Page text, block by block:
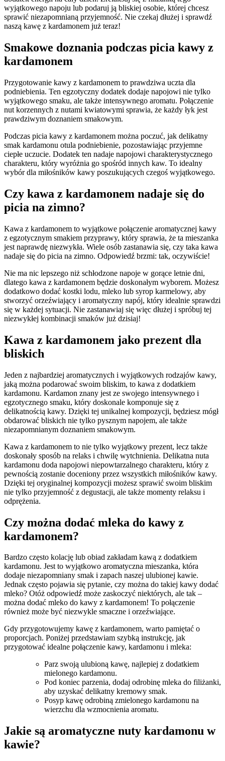
wyjątkowego napoju⁤ lub podaruj ją bliskiej osobie, której‌ chcesz‍
sprawić niezapomnianą przyjemność. Nie‌ czekaj dłużej i ⁢sprawdź
naszą kawę z kardamonem już teraz!
Smakowe doznania podczas picia kawy z‍
kardamonem
Przygotowanie kawy z kardamonem ​to prawdziwa ⁢uczta dla
podniebienia. Ten ​egzotyczny dodatek dodaje ‍napojowi nie tylko
wyjątkowego ‌smaku, ‍ale także intensywnego aromatu. ⁢Połączenie⁣
nut‌ korzennych z ​nutami kwiatowymi sprawia, że⁣ każdy⁢ łyk jest
prawdziwym doznaniem smakowym.
Podczas picia kawy‌ z kardamonem ‍można‌ poczuć, jak delikatny
smak ⁤kardamonu otula ​podniebienie, pozostawiając​ przyjemne
‍ciepłe uczucie. ⁣Dodatek ten nadaje‍ napojowi ⁢charakterystycznego
charakteru, który wyróżnia go⁢ spośród innych kaw.​ To idealny
wybór dla miłośników kawy poszukujących ‍czegoś ‍wyjątkowego.
Czy kawa ⁢z⁤ kardamonem nadaje się⁣ do
picia na zimno?
Kawa z kardamonem to wyjątkowe połączenie aromatycznej kawy
z egzotycznym smakiem przyprawy,​ który sprawia, że ta mieszanka
jest ‍naprawdę niezwykła. Wiele osób zastanawia się, czy ⁢taka ​kawa
nadaje się ‍do picia na zimno. Odpowiedź brzmi: ⁤tak, oczywiście!
Nie ma nic lepszego⁢ niż schłodzone⁢ napoje w gorące letnie dni,
⁢dlatego kawa z kardamonem będzie ⁣doskonałym⁢ wyborem. Możesz
dodatkowo ‌dodać kostki lodu, mleko lub ⁤syrop karmelowy, aby‍
stworzyć​ orzeźwiający i aromatyczny napój, który idealnie sprawdzi
się ‌w każdej‌ sytuacji.‍ Nie ⁣zastanawiaj się więc dłużej i spróbuj ⁢tej
niezwykłej kombinacji smaków już dzisiaj!
Kawa z kardamonem ​jako prezent dla
bliskich
Jeden z najbardziej ⁤aromatycznych i‌ wyjątkowych rodzajów kawy,⁣
jaką można podarować ⁤swoim bliskim, to kawa z dodatkiem⁣
kardamonu. ⁣Kardamon znany jest ze swojego ​intensywnego i
egzotycznego smaku, który doskonale komponuje się z⁤
delikatnością kawy. Dzięki tej unikalnej kompozycji, będziesz mógł
obdarować bliskich nie⁢ tylko pysznym napojem, ale także
niezapomnianym doznaniem smakowym.
Kawa z kardamonem ⁢to nie tylko wyjątkowy prezent, lecz także
‌doskonały sposób ⁢na relaks i ⁤chwilę ⁤wytchnienia. Delikatna nuta
kardamonu ⁢doda napojowi niepowtarzalnego charakteru, który z
pewnością zostanie​ doceniony przez wszystkich miłośników kawy.
Dzięki tej ​oryginalnej kompozycji możesz sprawić⁢ swoim bliskim
nie tylko przyjemność z degustacji,‌ ale⁢ także ​momenty relaksu i
odprężenia.
Czy można dodać mleka‌ do⁣ kawy ‌z‍
kardamonem?
Bardzo często ‌kolację ​lub obiad zakładam kawą z dodatkiem
kardamonu. Jest‍ to wyjątkowo aromatyczna mieszanka,⁣ która
dodaje ‍niezapomniany smak i zapach naszej⁢ ulubionej kawie.
⁢Jednak często pojawia się pytanie, czy można do takiej‌ kawy dodać
mleko? Otóż odpowiedź może zaskoczyć niektórych, ⁣ale ‌tak –
można dodać mleko do kawy⁣ z kardamonem! To połączenie
również może być niezwykle⁣ smaczne i orzeźwiające.
Gdy przygotowujemy kawę z kardamonem, ⁣warto ⁤pamiętać o
proporcjach. Poniżej⁤ przedstawiam szybką instrukcję, jak
przygotować ‍idealne połączenie kawy, kardamonu⁤ i mleka:
Parz swoją ulubioną ‌kawę, najlepiej z dodatkiem
mielonego kardamonu.
Pod ⁤koniec parzenia, dodaj odrobinę mleka ‍do filiżanki,
aby uzyskać ​delikatny kremowy smak.
Posyp kawę odrobiną zmielonego kardamonu na
wierzchu ‍dla wzmocnienia⁢ aromatu.
Jakie⁢ są​ aromatyczne nuty⁤ kardamonu w⁢
kawie?